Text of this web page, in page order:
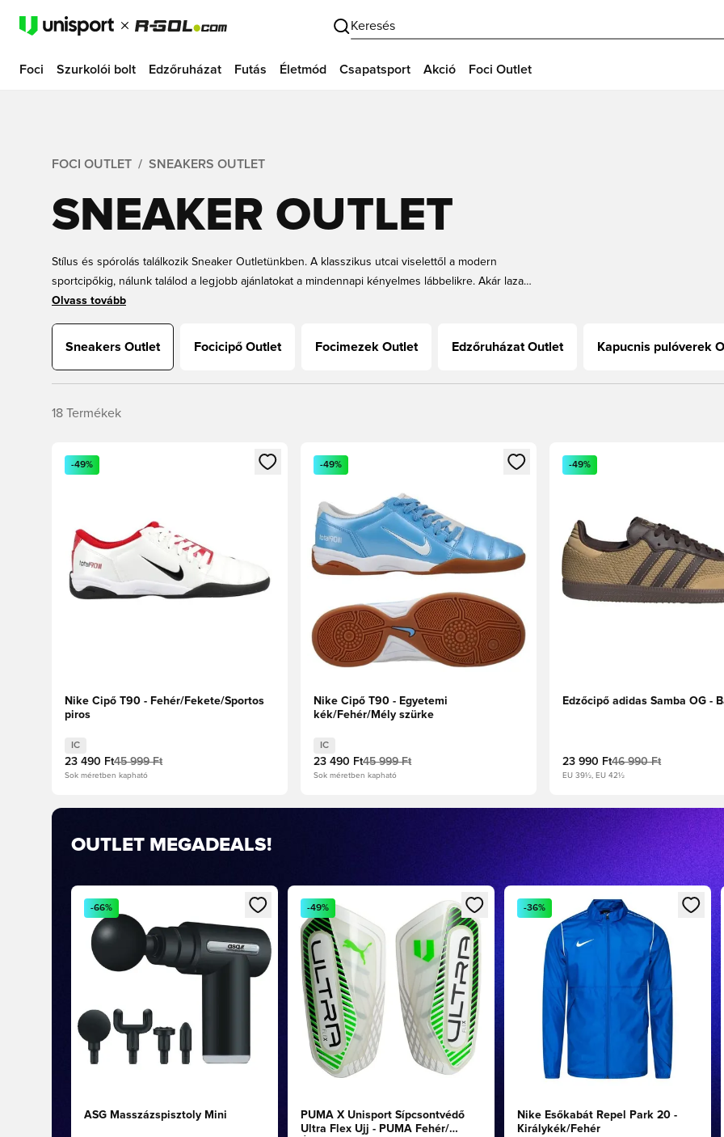
Keresés
Foci Szurkolói bolt Edzőruházat Futás Életmód Csapatsport Akció Foci Outlet
FOCI OUTLET SNEAKERS OUTLET
SNEAKER OUTLET
Stílus és spórolás találkozik Sneaker Outletünkben. A klasszikus utcai viselettől a modern
sportcipőkig, nálunk találod a legjobb ajánlatokat a mindennapi kényelmes lábbelikre. Akár laza
szettekhez, akár sportos életmódhoz keresel cipőt, outletünkben limitált készletet találsz,
Olvass tovább
Sneakers Outlet Focicipő Outlet Focimezek Outlet Edzőruházat Outlet Kapucnis pulóverek
18 Termékek
Megnyit egy modált a bejelentkezéshez vagy a tagként való regisztrációhoz
-66%
ASG Masszázspisztoly Mini
Megnyit egy modált a bejelentkezéshez vagy a tagként való regisztrációhoz
-49%
PUMA X Unisport Sípcsontvédő
Ultra Flex Ujj - PUMA Fehér/
Megnyit egy modált a
-36%
Nike Esőkabát Repel Park 20 -
Királykék/Fehér
OUTLET MEGADEALS!
Megnyit egy modált a bejelentkezéshez vagy a tagként való regisztrációhoz
-49%
Nike Cipő T90 - Fehér/Fekete/Sportos
piros
IC
23 490 Ft45 999 Ft
Sok méretben kapható
Megnyit egy modált a bejelentkezéshez vagy a tagként való
-49%
Nike Cipő T90 - Egyetemi
kék/Fehér/Mély szürke
IC
23 490 Ft45 999 Ft
Sok méretben kapható
Megnyit egy modált a
-49%
Edzőcipő adidas Samba OG -
23 990 Ft46 990 Ft
EU 39½, EU 42½